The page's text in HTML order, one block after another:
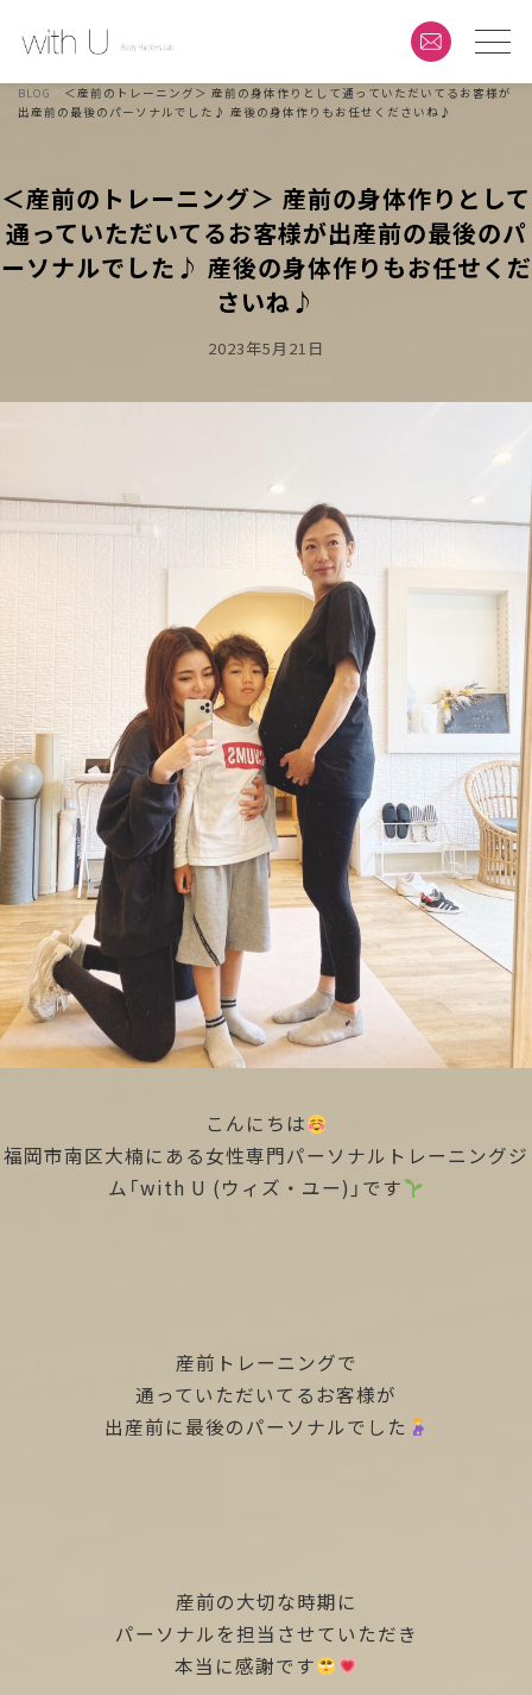
BLOG
＜産前のトレーニング＞ 産前の身体作りとして通っていただいてるお客様が
出産前の最後のパーソナルでした♪ 産後の身体作りもお任せくださいね♪
＜産前のトレーニング＞ 産前の身体作りとして
通っていただいてるお客様が出産前の最後のパ
ーソナルでした♪ 産後の身体作りもお任せくだ
さいね♪
Posted
2023年5月21日
こんにちは
福岡市南区大楠にある女性専門パーソナルトレーニングジ
ム「with U (ウィズ・ユー)」です
産前トレーニングで
通っていただいてるお客様が
出産前に最後のパーソナルでした
産前の大切な時期に
パーソナルを担当させていただき
本当に感謝です